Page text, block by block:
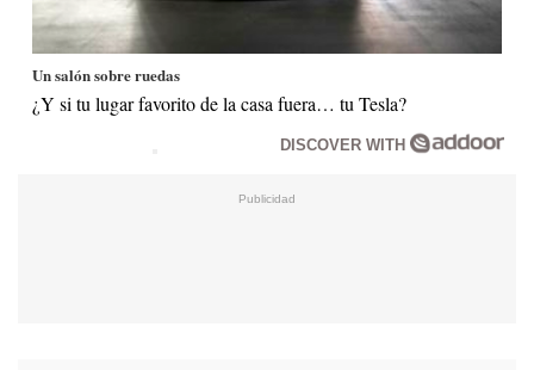
Un salón sobre ruedas
¿Y si tu lugar favorito de la casa fuera… tu Tesla?
DISCOVER WITH